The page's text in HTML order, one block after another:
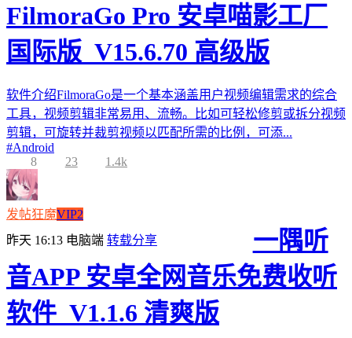
FilmoraGo Pro 安卓喵影工厂
国际版_V15.6.70 高级版
软件介绍FilmoraGo是一个基本涵盖用户视频编辑需求的综合
工具，视频剪辑非常易用、流畅。比如可轻松修剪或拆分视频
剪辑，可旋转并裁剪视频以匹配所需的比例，可添...
#Android
8
23 1.4k
发帖狂魔VIP2
昨天 16:13 电脑端 转载分享
一隅听
音APP 安卓全网音乐免费收听
软件_V1.1.6 清爽版